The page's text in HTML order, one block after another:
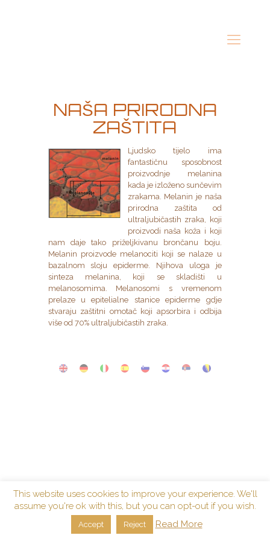
NAŠA PRIRODNA
ZAŠTITA
Ljudsko tijelo ima
fantastičnu sposobnost
proizvodnje melanina
kada je izloženo sunčevim
zrakama. Melanin je naša
prirodna zaštita od
ultraljubičastih zraka, koji
proizvodi naša koža i koji
nam daje tako priželjkivanu brončanu boju.
Melanin proizvode melanociti koji se nalaze u
bazalnom sloju epiderme. Njihova uloga je
sinteza melanina, koji se skladišti u
melanosomima. Melanosomi s vremenom
prelaze u epitelialne stanice epiderme gdje
stvaraju zaštitni omotač koji apsorbira i odbija
više od 70% ultraljubičastih zraka.
This website uses cookies to improve your experience. We'll
assume you're ok with this, but you can opt-out if you wish.
Accept Reject Read More